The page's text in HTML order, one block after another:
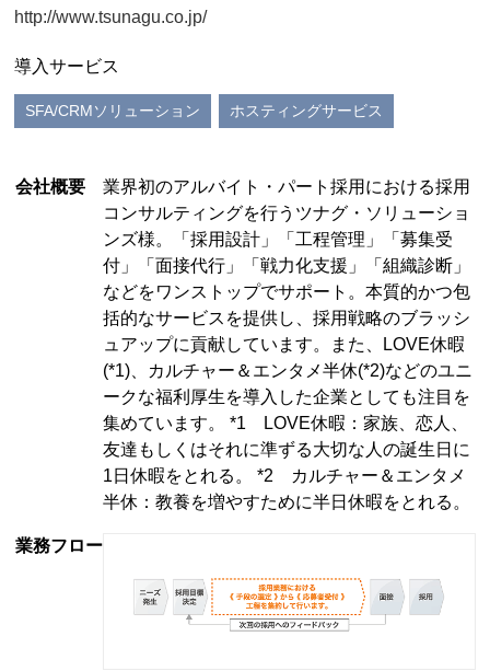
http://www.tsunagu.co.jp/
導入サービス
SFA/CRMソリューション ホスティングサービス
会社概要
業界初のアルバイト・パート採用における採用
コンサルティングを行うツナグ・ソリューショ
ンズ様。「採用設計」「工程管理」「募集受
付」「面接代行」「戦力化支援」「組織診断」
などをワンストップでサポート。本質的かつ包
括的なサービスを提供し、採用戦略のブラッシ
ュアップに貢献しています。また、LOVE休暇
(*1)、カルチャー＆エンタメ半休(*2)などのユニ
ークな福利厚生を導入した企業としても注目を
集めています。 *1 LOVE休暇：家族、恋人、
友達もしくはそれに準ずる大切な人の誕生日に
1日休暇をとれる。 *2 カルチャー＆エンタメ
半休：教養を増やすために半日休暇をとれる。
業務フロー